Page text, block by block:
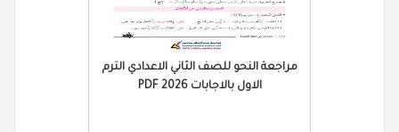
مراجعة النحو للصف الثاني الاعدادي الترم
الاول بالاجابات 2026 PDF